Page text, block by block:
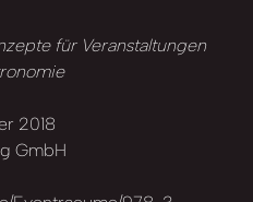
für Veranstaltungen
2018
GmbH